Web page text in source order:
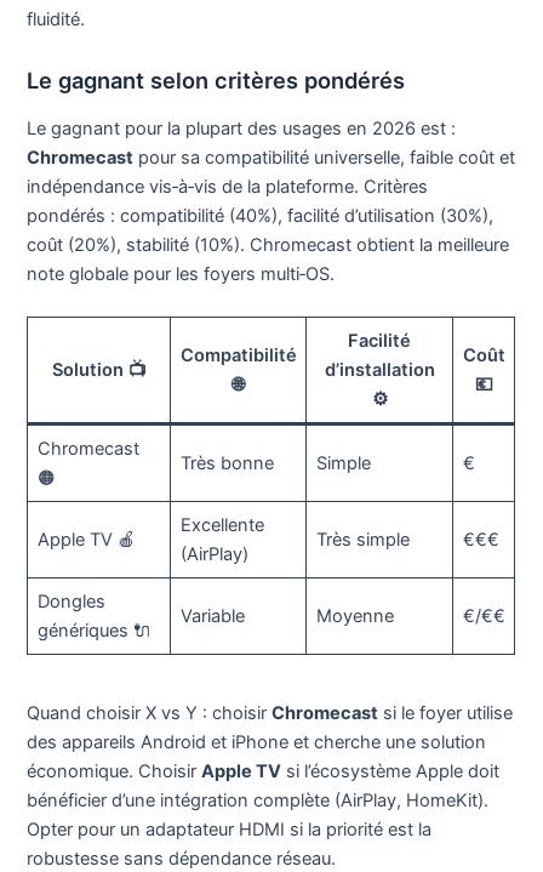
fluidité.
Le gagnant selon critères pondérés
Le gagnant pour la plupart des usages en 2026 est :
Chromecast pour sa compatibilité universelle, faible coût et
indépendance vis‑à‑vis de la plateforme. Critères
pondérés : compatibilité (40%), facilité d’utilisation (30%),
coût (20%), stabilité (10%). Chromecast obtient la meilleure
note globale pour les foyers multi‑OS.
Solution 📺
Compatibilité
🌐
Facilité
d’installation
⚙️
Coût
💶
Chromecast
🟠
Très bonne Simple €
Apple TV 🍎
Excellente
(AirPlay)
Très simple €€€
Dongles
génériques 🔌
Variable Moyenne €/€€
Quand choisir X vs Y : choisirChromecast si le foyer utilise
des appareils Android et iPhone et cherche une solution
économique. ChoisirApple TV si l’écosystème Apple doit
bénéficier d’une intégration complète (AirPlay, HomeKit).
Opter pour un adaptateur HDMI si la priorité est la
robustesse sans dépendance réseau.